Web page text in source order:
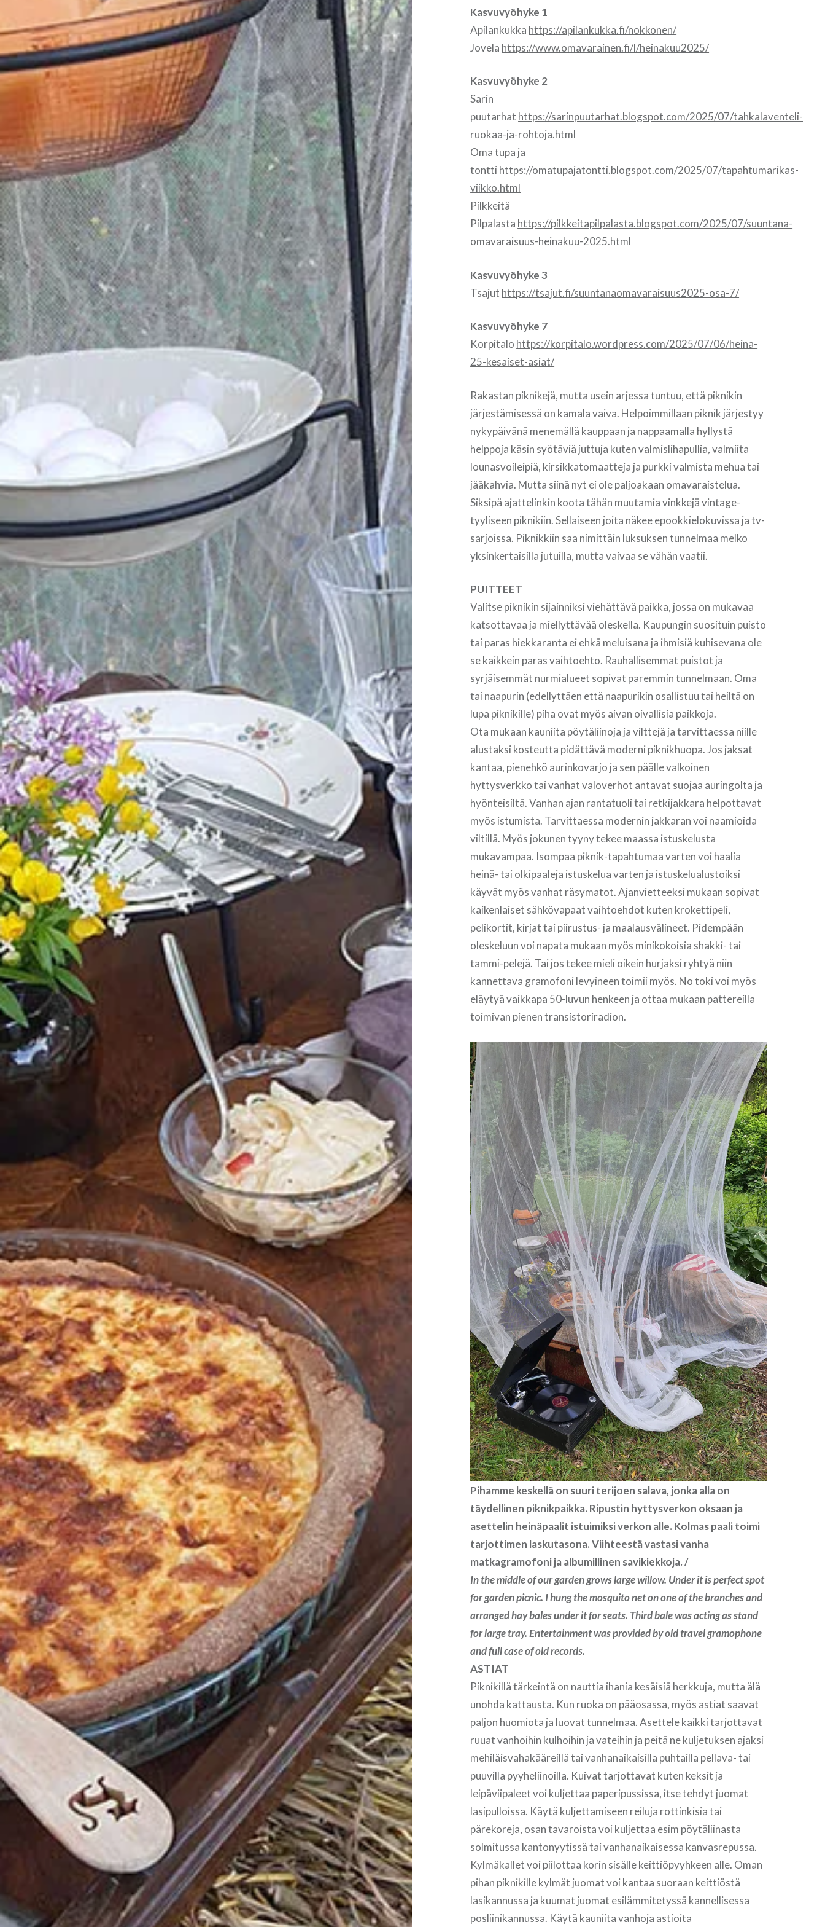
Kasvuvyöhyke 1
Apilankukka https://apilankukka.fi/nokkonen/
Jovela https://www.omavarainen.fi/l/heinakuu2025/
Kasvuvyöhyke 2
Sarin
puutarhat https://sarinpuutarhat.blogspot.com/2025/07/tahkalaventeli-
ruokaa-ja-rohtoja.html
Oma tupa ja
tontti https://omatupajatontti.blogspot.com/2025/07/tapahtumarikas-
viikko.html
Pilkkeitä
Pilpalasta https://pilkkeitapilpalasta.blogspot.com/2025/07/suuntana-
omavaraisuus-heinakuu-2025.html
Kasvuvyöhyke 3
Tsajut https://tsajut.fi/suuntanaomavaraisuus2025-osa-7/
Kasvuvyöhyke 7
Korpitalo https://korpitalo.wordpress.com/2025/07/06/heina-
25-kesaiset-asiat/
Rakastan piknikejä, mutta usein arjessa tuntuu, että piknikin
järjestämisessä on kamala vaiva. Helpoimmillaan piknik järjestyy
nykypäivänä menemällä kauppaan ja nappaamalla hyllystä
helppoja käsin syötäviä juttuja kuten valmislihapullia, valmiita
lounasvoileipiä, kirsikkatomaatteja ja purkki valmista mehua tai
jääkahvia. Mutta siinä nyt ei ole paljoakaan omavaraistelua.
Siksipä ajattelinkin koota tähän muutamia vinkkejä vintage-
tyyliseen piknikiin. Sellaiseen joita näkee epookkielokuvissa ja tv-
sarjoissa. Piknikkiin saa nimittäin luksuksen tunnelmaa melko
yksinkertaisilla jutuilla, mutta vaivaa se vähän vaatii.
PUITTEET
Valitse piknikin sijainniksi viehättävä paikka, jossa on mukavaa
katsottavaa ja miellyttävää oleskella. Kaupungin suosituin puisto
tai paras hiekkaranta ei ehkä meluisana ja ihmisiä kuhisevana ole
se kaikkein paras vaihtoehto. Rauhallisemmat puistot ja
syrjäisemmät nurmialueet sopivat paremmin tunnelmaan. Oma
tai naapurin (edellyttäen että naapurikin osallistuu tai heiltä on
lupa piknikille) piha ovat myös aivan oivallisia paikkoja.
Ota mukaan kauniita pöytäliinoja ja vilttejä ja tarvittaessa niille
alustaksi kosteutta pidättävä moderni piknikhuopa. Jos jaksat
kantaa, pienehkö aurinkovarjo ja sen päälle valkoinen
hyttysverkko tai vanhat valoverhot antavat suojaa auringolta ja
hyönteisiltä. Vanhan ajan rantatuoli tai retkijakkara helpottavat
myös istumista. Tarvittaessa modernin jakkaran voi naamioida
viltillä. Myös jokunen tyyny tekee maassa istuskelusta
mukavampaa. Isompaa piknik-tapahtumaa varten voi haalia
heinä- tai olkipaaleja istuskelua varten ja istuskelualustoiksi
käyvät myös vanhat räsymatot. Ajanvietteeksi mukaan sopivat
kaikenlaiset sähkövapaat vaihtoehdot kuten krokettipeli,
pelikortit, kirjat tai piirustus- ja maalausvälineet. Pidempään
oleskeluun voi napata mukaan myös minikokoisia shakki- tai
tammi-pelejä. Tai jos tekee mieli oikein hurjaksi ryhtyä niin
kannettava gramofoni levyineen toimii myös. No toki voi myös
eläytyä vaikkapa 50-luvun henkeen ja ottaa mukaan pattereilla
toimivan pienen transistoriradion.
Pihamme keskellä on suuri terijoen salava, jonka alla on
täydellinen piknikpaikka. Ripustin hyttysverkon oksaan ja
asettelin heinäpaalit istuimiksi verkon alle. Kolmas paali toimi
tarjottimen laskutasona. Viihteestä vastasi vanha
matkagramofoni ja albumillinen savikiekkoja. /
In the middle of our garden grows large willow. Under it is perfect spot
for garden picnic. I hung the mosquito net on one of the branches and
arranged hay bales under it for seats. Third bale was acting as stand
for large tray. Entertainment was provided by old travel gramophone
and full case of old records.
ASTIAT
Piknikillä tärkeintä on nauttia ihania kesäisiä herkkuja, mutta älä
unohda kattausta. Kun ruoka on pääosassa, myös astiat saavat
paljon huomiota ja luovat tunnelmaa. Asettele kaikki tarjottavat
ruuat vanhoihin kulhoihin ja vateihin ja peitä ne kuljetuksen ajaksi
mehiläisvahakääreillä tai vanhanaikaisilla puhtailla pellava- tai
puuvilla pyyheliinoilla. Kuivat tarjottavat kuten keksit ja
leipäviipaleet voi kuljettaa paperipussissa, itse tehdyt juomat
lasipulloissa. Käytä kuljettamiseen reiluja rottinkisia tai
pärekoreja, osan tavaroista voi kuljettaa esim pöytäliinasta
solmitussa kantonyytissä tai vanhanaikaisessa kanvasrepussa.
Kylmäkallet voi piilottaa korin sisälle keittiöpyyhkeen alle. Oman
pihan piknikille kylmät juomat voi kantaa suoraan keittiöstä
lasikannussa ja kuumat juomat esilämmitetyssä kannellisessa
posliinikannussa. Käytä kauniita vanhoja astioita